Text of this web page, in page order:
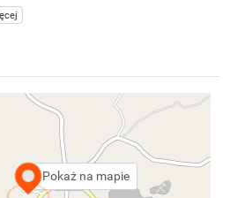
Pokaż na mapie